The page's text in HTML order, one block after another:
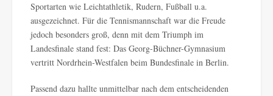
Sportarten wie Leichtathletik, Rudern, Fußball u.a.
ausgezeichnet. Für die Tennismannschaft war die Freude
jedoch besonders groß, denn mit dem Triumph im
Landesfinale stand fest: Das Georg-Büchner-Gymnasium
vertritt Nordrhein-Westfalen beim Bundesfinale in Berlin.
Passend dazu hallte unmittelbar nach dem entscheidenden